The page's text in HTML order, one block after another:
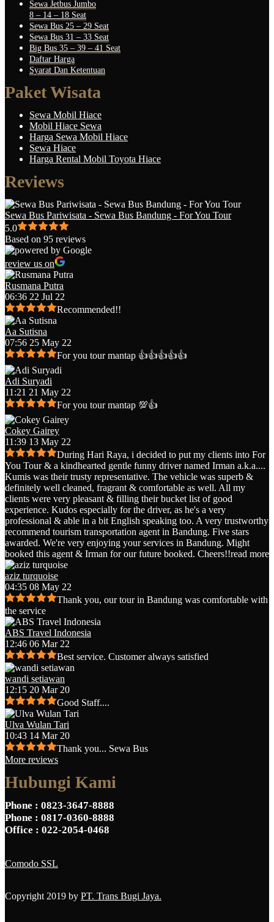
Sewa Jetbus Jumbo
8 – 14 – 18 Seat
Sewa Bus 25 – 29 Seat
Sewa Bus 31 – 33 Seat
Big Bus 35 – 39 – 41 Seat
Daftar Harga
Syarat Dan Ketentuan
Paket Wisata
Sewa Mobil Hiace
Mobil Hiace Sewa
Harga Sewa Mobil Hiace
Sewa Hiace
Harga Rental Mobil Toyota Hiace
Reviews
Sewa Bus Pariwisata - Sewa Bus Bandung - For You Tour
5.0
Based on 95 reviews
review us on
Rusmana Putra
06:36 22 Jul 22
Recommended!!
Aa Sutisna
07:56 25 May 22
For you tour mantap 👍👍👍👍👍
Adi Suryadi
11:21 21 May 22
For you tour mantap 💯👍
Cokey Gairey
11:39 13 May 22
During Hari Raya, i decided to put my clients into For
You Tour & a kindhearted gentle funny driver named Irman a.k.a....
Kumis was their trusty representative. The vehicle was superb &
definitely well cleaned, fragrant & comfortable as well. All my
clients were very pleasant & filling their bucket list of good
experience. Kudos especially for the driver, as he's a very
professional & able in a bit English speaking too. A very trustworthy
recommend tourism transportation agent in Bandung. Five stars
awarded. We're very enjoying your services in Bandung. Might
booked this agent & Irman for our future booked. Cheers!!read more
aziz turquoise
04:35 08 May 22
Thank you, our tour in Bandung was comfortable with
the service
ABS Travel Indonesia
12:46 06 Mar 22
Best service. Customer always satisfied
wandi setiawan
12:15 20 Mar 20
Good Staff....
Ulva Wulan Tari
10:43 14 Mar 20
Thank you... Sewa Bus
More reviews
Hubungi Kami
Phone : 0823-3647-8888
Phone : 0817-0360-8888
Office : 022-2054-0468
Comodo SSL
Copyright 2019 by PT. Trans Bugi Jaya.